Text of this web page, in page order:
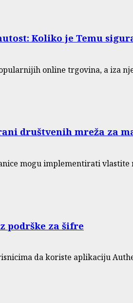
Koliko je Temu
online trgovina, a iza
društvenih mreža za
mogu implementirati
podrške za šifre
da koriste aplikaciju